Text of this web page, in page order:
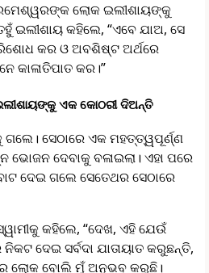
ଲୋକ ଇଲୀଶାୟଙ୍କୁ
ଇଲୀଶାୟ କହିଲେ, “ଏବେ ଯାଅ, ସେ
କର ଓ ଅବଶିଷ୍ଟ ଅର୍ଥରେ
କାଳାତିପାତ କର।”
ଏକ କୋଠରୀ ଦିଅନ୍ତି
ସେଠାରେ ଏକ ମହତ୍ତ୍ୱପୂର୍ଣ୍ଣ
ଭୋଜନ ଦେବାକୁ ବଳାଇଲା। ଏହା ପରେ
ଦେଇ ଗଲେ ସେତେଥର ସେଠାରେ
କହିଲେ, “ଦେଖ, ଏହି ଯେଉଁ
ଦେଇ ସର୍ବଦା ଯାତାୟାତ କରୁଛନ୍ତି,
ଲୋକ ବୋଲି ମୁଁ ଅନୁଭବ କରୁଛି।